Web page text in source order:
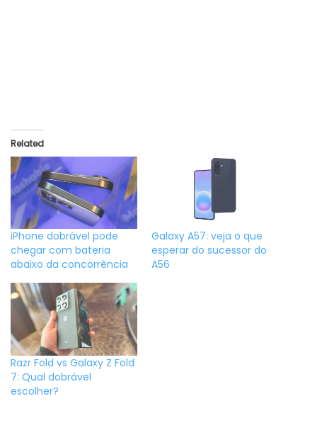
Related
iPhone dobrável pode
chegar com bateria
abaixo da concorrência
Galaxy A57: veja o que
esperar do sucessor do
A56
Razr Fold vs Galaxy Z Fold
7: Qual dobrável
escolher?